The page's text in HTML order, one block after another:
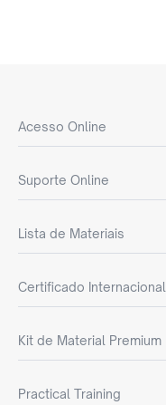
Acesso Online
Suporte Online
Lista de Materiais
Certificado Internacional
Kit de Material Premium
Practical Training